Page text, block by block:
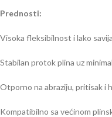
Prednosti:
Visoka fleksibilnost i lako
Stabilan protok plina uz
Otporno na abraziju, pritisak i
Kompatibilno sa većinom